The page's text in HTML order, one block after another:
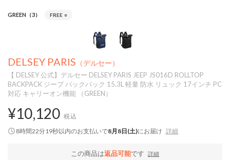
GREEN（3） FREE ○
DELSEY PARIS （デルセー）
【 DELSEY 公式】デルセー DELSEY PARIS JEEP JS016D ROLLTOP
BACKPACK ジープ バックパック 15.3L 軽量 防水 リュック 17インチ PC
対応 キャリーオン機能 （GREEN）
¥10,120 税込
8時間22分18秒以内のお支払いで8月8日(土)にお届け 詳細
この商品は返品可能です
詳細